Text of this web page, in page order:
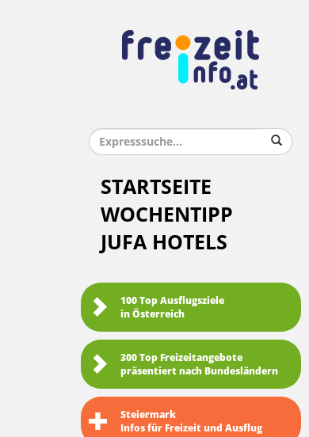
STARTSEITE
WOCHENTIPP
JUFA HOTELS
100 Top Ausflugsziele
in Österreich
300 Top Freizeitangebote
präsentiert nach Bundesländern
Steiermark
Infos für Freizeit und Ausflug